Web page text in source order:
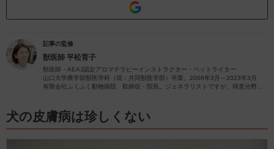
記事の監修
獣医師 平松育子
獣医師・AEAJ認定アロマテラピーインストラクター・ペットライター
山口大学農学部獣医学科（現：共同獣医学部）卒業。2006年3月～2023年3月
有限会社ふくふく動物病院 取締役・院長。ジェネラリストですが、得意分野は
むアロマに関する情報をお届けします。
犬の皮膚病は珍しくない